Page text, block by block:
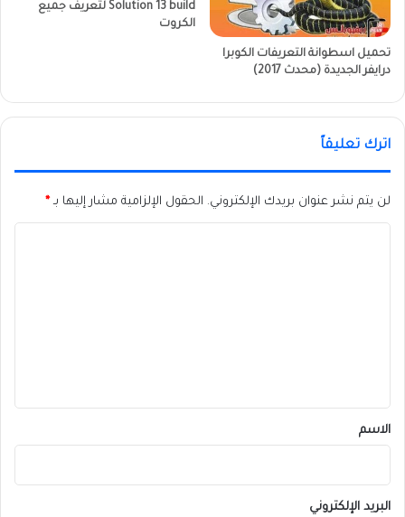
تحميل اسطوانة التعريفات الكوبرا
درايفر الجديدة (محدث 2017)
Solution 13 build لتعريف جميع
الكروت
اترك تعليقاً
لن يتم نشر عنوان بريدك الإلكتروني. الحقول الإلزامية مشار إليها بـ*
*
الاسم
البريد الإلكتروني